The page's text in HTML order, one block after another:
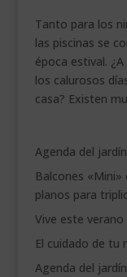
Tanto para los
las piscinas se
época estival.
los calurosos
casa? Existen
Agenda del
Balcones
planos para
Vive este
El cuidado de tu
Agenda del